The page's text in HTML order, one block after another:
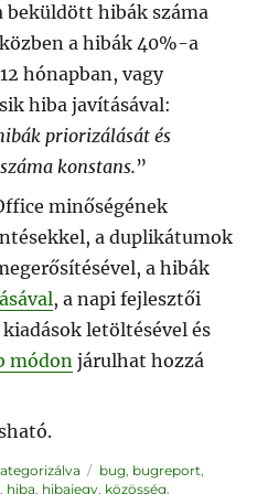
beküldött hibák száma
a hibák 40%-a
hónapban, vagy
hiba javításával:
priorizálását és
konstans.”
minőségének
a duplikátumok
a hibák
, a napi fejlesztői
letöltésével és
módon járulhat hozzá
Címke
bug, bugreport,
hiba hibajegy közösség